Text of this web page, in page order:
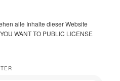
alle Inhalte dieser Website
WANT TO PUBLIC LICENSE